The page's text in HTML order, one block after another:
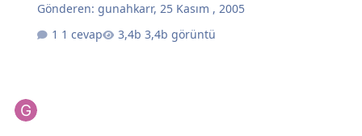
Gönderen:gunahkarr,25 Kasım , 2005
1 cevap
3,4b görüntü